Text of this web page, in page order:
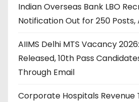
Indian Overseas Bank LBO
Notification Out for 250 Posts,
AIIMS Delhi MTS Vacancy
Released, 10th Pass
Through Email
Corporate Hospitals Revenue